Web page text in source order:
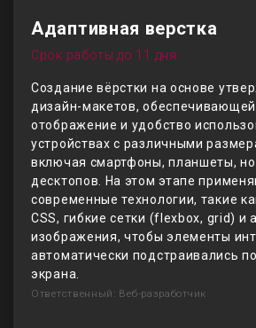
Адаптивная верстка
Срок работы до 11 дня
Создание вёрстки на основе
дизайн-макетов,
отображение и удобство
устройствах с различными
включая смартфоны, планшеты,
десктопов. На этом этапе
современные технологии, такие
CSS, гибкие сетки (flexbox, grid) и
изображения, чтобы элементы
автоматически подстраивались
экрана.
Ответственный: Веб-разработчик